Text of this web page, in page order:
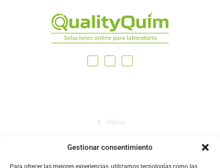
Gestionar consentimiento
Para ofrecer las mejores experiencias, utilizamos tecnologías como las
Inicio